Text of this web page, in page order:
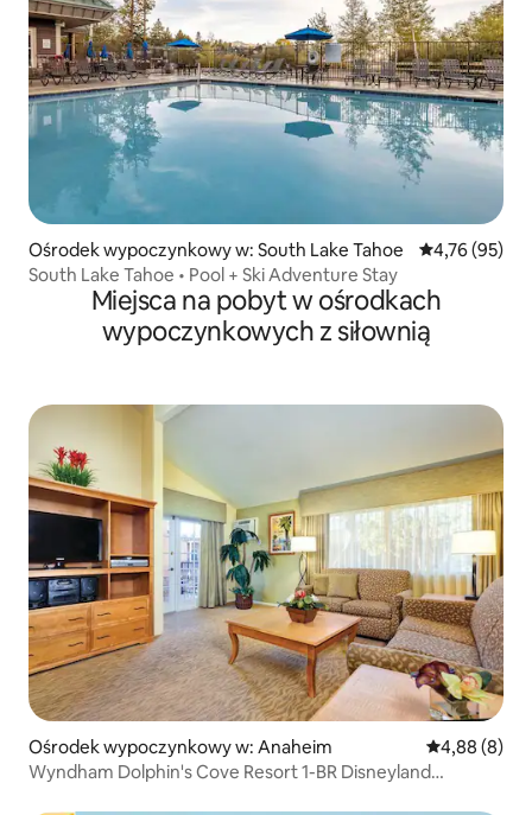
Ośrodek wypoczynkowy w: South Lake Tahoe Średnia
4,76 (95)
South Lake Tahoe • Pool + Ski Adventure Stay
Miejsca na pobyt w ośrodkach
wypoczynkowych z siłownią
Ośrodek wypoczynkowy w: Anaheim Średnia
4,88 (8)
Wyndham Dolphin's Cove Resort 1-BR Disneyland